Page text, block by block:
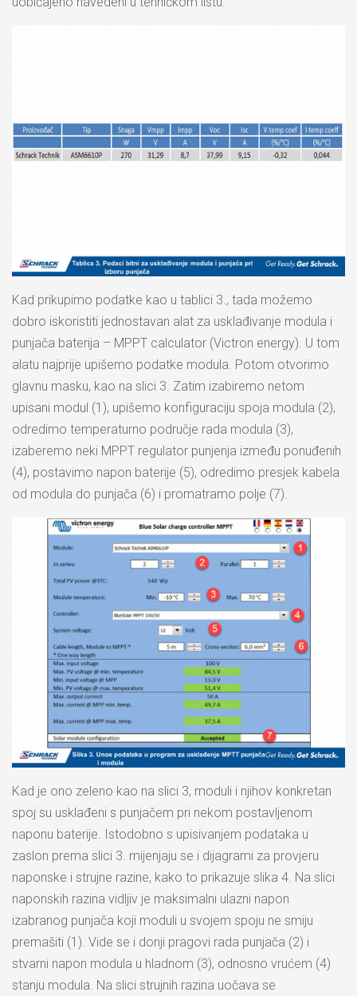
Kad prikupimo podatke kao u tablici 3., tada možemo
dobro iskoristiti jednostavan alat za usklađivanje modula i
punjača baterija – MPPT calculator (Victron energy). U tom
alatu najprije upišemo podatke modula. Potom otvorimo
glavnu masku, kao na slici 3. Zatim izabiremo netom
upisani modul (1), upišemo konfiguraciju spoja modula (2),
odredimo temperaturno područje rada modula (3),
izaberemo neki MPPT regulator punjenja između ponuđenih
(4), postavimo napon baterije (5), odredimo presjek kabela
od modula do punjača (6) i promatramo polje (7).
Kad je ono zeleno kao na slici 3, moduli i njihov konkretan
spoj su usklađeni s punjačem pri nekom postavljenom
naponu baterije. Istodobno s upisivanjem podataka u
zaslon prema slici 3. mijenjaju se i dijagrami za provjeru
naponske i strujne razine, kako to prikazuje slika 4. Na slici
naponskih razina vidljiv je maksimalni ulazni napon
izabranog punjača koji moduli u svojem spoju ne smiju
premašiti (1). Vide se i donji pragovi rada punjača (2) i
stvarni napon modula u hladnom (3), odnosno vrućem (4)
stanju modula. Na slici strujnih razina uočava se